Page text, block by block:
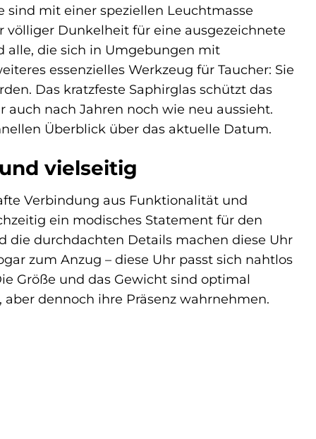
sind mit einer speziellen Leuchtmasse
Dunkelheit für eine ausgezeichnete
alle, die sich in Umgebungen mit
essenzielles Werkzeug für Taucher: Sie
Das kratzfeste Saphirglas schützt das
auch nach Jahren noch wie neu aussieht.
Überblick über das aktuelle Datum.
vielseitig
Verbindung aus Funktionalität und
ein modisches Statement für den
die durchdachten Details machen diese Uhr
zum Anzug – diese Uhr passt sich nahtlos
Größe und das Gewicht sind optimal
dennoch ihre Präsenz wahrnehmen.